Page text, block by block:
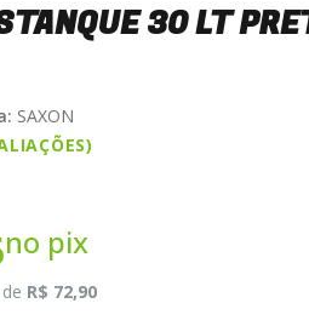
30 LT
SAXON
no pix
de R$ 72,90